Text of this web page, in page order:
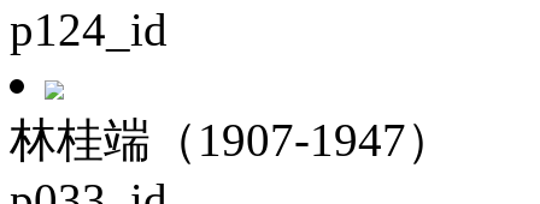
p124_id
林桂端（1907-1947）